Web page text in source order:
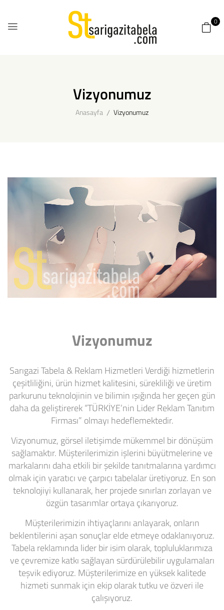
0
Vizyonumuz
Anasayfa Vizyonumuz
Vizyonumuz
Sarıgazi Tabela & Reklam Hizmetleri Verdiği hizmetlerin
çeşitliliğini, ürün hizmet kalitesini, sürekliliği ve üretim
parkurunu teknolojinin ve bilimin ışığında her geçen gün
daha da geliştirerek “TÜRKİYE’nin Lider Reklam Tanıtım
Firması” olmayı hedeflemektedir.
Vizyonumuz, görsel iletişimde mükemmel bir dönüşüm
sağlamaktır. Müşterilerimizin işlerini büyütmelerine ve
markalarını daha etkili bir şekilde tanıtmalarına yardımcı
olmak için yaratıcı ve çarpıcı tabelalar üretiyoruz. En son
teknolojiyi kullanarak, her projede sınırları zorlayan ve
özgün tasarımlar ortaya çıkarıyoruz.
Müşterilerimizin ihtiyaçlarını anlayarak, onların
beklentilerini aşan sonuçlar elde etmeye odaklanıyoruz.
Tabela reklamında lider bir isim olarak, topluluklarımıza
ve çevremize katkı sağlayan sürdürülebilir uygulamaları
teşvik ediyoruz. Müşterilerimize en yüksek kalitede
hizmeti sunmak için ekip olarak tutku ve özveri ile
çalışıyoruz.